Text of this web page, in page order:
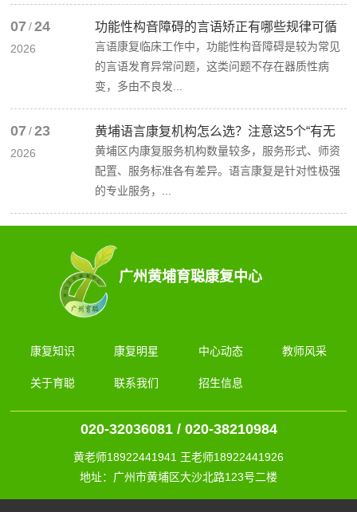
07 / 24
2026
功能性构音障碍的言语矫正有哪些规律可循
言语康复临床工作中，功能性构音障碍是较为常见
的言语发育异常问题，这类问题不存在器质性病
变，多由不良发...
07 / 23
2026
黄埔语言康复机构怎么选？注意这5个“有无
黄埔区内康复服务机构数量较多，服务形式、师资
配置、服务标准各有差异。语言康复是针对性极强
的专业服务，...
广州黄埔育聪康复中心
康复知识 康复明星 中心动态 教师风采
关于育聪 联系我们 招生信息
020-32036081 / 020-38210984
黄老师18922441941 王老师18922441926
地址：广州市黄埔区大沙北路123号二楼